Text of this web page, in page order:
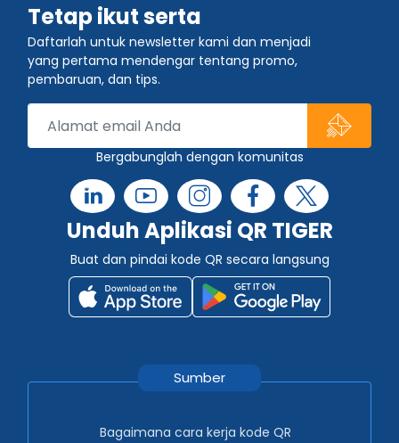
Tetap ikut serta
Daftarlah untuk newsletter kami dan menjadi
yang pertama mendengar tentang promo,
pembaruan, dan tips.
Bergabunglah dengan komunitas
Unduh Aplikasi QR TIGER
Buat dan pindai kode QR secara langsung
Sumber
Bagaimana cara kerja kode QR